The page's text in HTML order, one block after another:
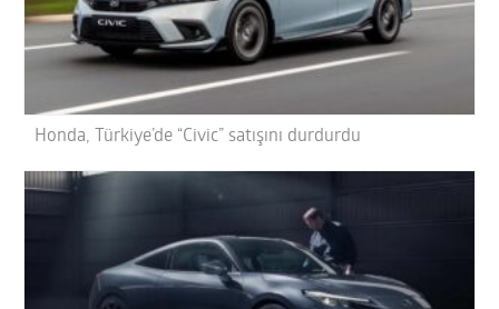
Honda, Türkiye’de “Civic” satışını durdurdu